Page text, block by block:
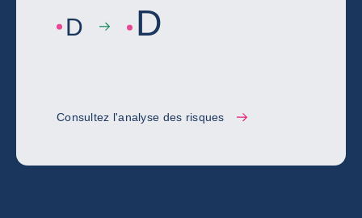
D D
Consultez l'analyse des risques